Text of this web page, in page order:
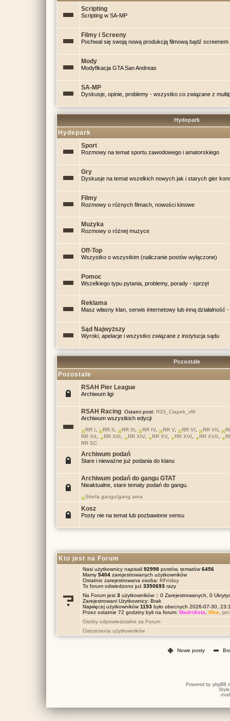
Scripting
Scripting w SA-MP
Filmy i Screeny
Pochwal się swoją nową produkcją filmową bądź
Mody
Modyfikacja GTA San Andreas
SA-MP
Dyskusje, opinie, problemy - wszystko co związane z
Hydepark
Hydepark
Sport
Rozmowy na temat sportu zawodowego i amatorskiego
Gry
Dyskusje na temat wszelkich nowych jak i starych gier
Filmy
Rozmowy o różnych filmach, nowości kinowe
Muzyka
Rozmowy o różnej muzyce
Off-Top
Wszystko o wszystkim (naliczanie postów wyłączone)
Pomoc
Wszelkiego typu pytania, problemy, porady - sprzęt
Reklama
Masz własny klan, serwis internetowy lub inną działalność
Sąd Najwyższy
Wyroki, apelacje i wszystko związane z instytucja sądu
Pozostałe
Pozostałe
RSAH Pier League
Archiwum ligi
RSAH Racing Ostatni post: R33_Ciapek_vM
Archiwum wszystkich edycji
RR I RR II RR III RR IV, RR V, RR VI RR VII
RR XII
RR XIII RR XIV, RR XV, RR XVI RR XVII
RR SC
Archiwum podań
Stare i nieważne już podania do klanu
Archiwum podań do gangu GTAT
Nieaktualne, stare tematy podań do gangu.
Strefa gangu/gang area
Kosz
Posty nie na temat lub pozbawione sensu
Kto jest na Forum
Nasi użytkownicy napisali 92998 postów, tematów6456
Mamy 5404 zarejestrowanych użytkowników
Ostatnio zarejestrowana osoba: KFriday
To forum odwiedzono już 3350693 razy
Na Forum jest 3 użytkowników :: 0 Zarejestrowanych, 0
Zarejestrowani Użytkownicy: Brak
Najwięcej użytkowników1153 było obecnych 2026-07-30,
Przez ostatnie 72 godziny byli na forum: Madridista f4ke
Osoby odpowiedzialne za Forum
Ostrzeżenia użytkowników
Nowe posty
Powered by phpBB